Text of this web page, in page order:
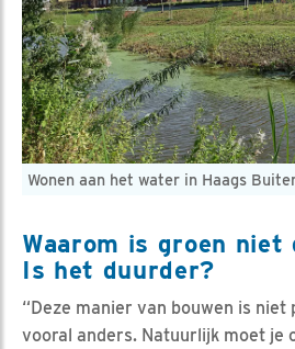
Wonen aan het water in Haags
Waarom is groen niet
Is het duurder?
“Deze manier van bouwen is niet
vooral anders. Natuurlijk moet je